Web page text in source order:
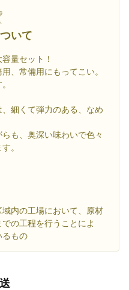
いて
量セット！
、常備用にもってこい。
細くて弾力のある、なめ
も、奥深い味わいで色々
。
内の工場において、原材
の工程を行うことによ
るもの